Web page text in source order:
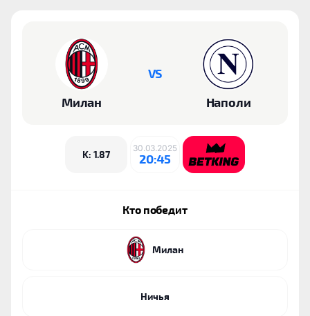
Милан
VS
Наполи
K: 1.87
30.03.2025
20:45
Кто победит
Милан
Ничья